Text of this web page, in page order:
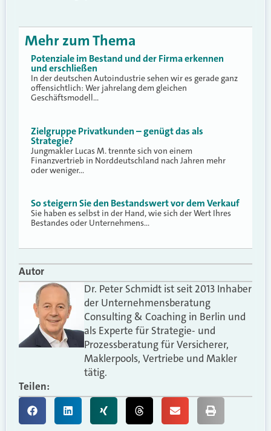
Mehr zum Thema
Potenziale im Bestand und der Firma erkennen
und erschließen
In der deutschen Autoindustrie sehen wir es gerade ganz
offensichtlich: Wer jahrelang dem gleichen
Geschäftsmodell…
Zielgruppe Privatkunden – genügt das als
Strategie?
Jungmakler Lucas M. trennte sich von einem
Finanzvertrieb in Norddeutschland nach Jahren mehr
oder weniger…
So steigern Sie den Bestandswert vor dem Verkauf
Sie haben es selbst in der Hand, wie sich der Wert Ihres
Bestandes oder Unternehmens…
Autor
Dr. Peter Schmidt ist seit 2013 Inhaber
der Unternehmensberatung
Consulting & Coaching in Berlin und
als Experte für Strategie- und
Prozessberatung für Versicherer,
Maklerpools, Vertriebe und Makler
tätig.
Teilen: